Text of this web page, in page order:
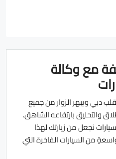
مع وكالة
دبي ويبهر الزوار من جميع
والتحليق بارتفاعه الشاهق.
نجعل من زيارتك لهذا
من السيارات الفاخرة التي